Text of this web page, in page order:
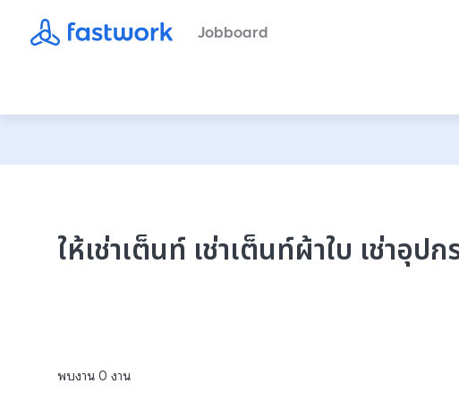
Jobboard
ให้เช่าเต็นท์ เช่าเต็นท์ผ้าใบ เช่าอุ
พบงาน 0 งาน